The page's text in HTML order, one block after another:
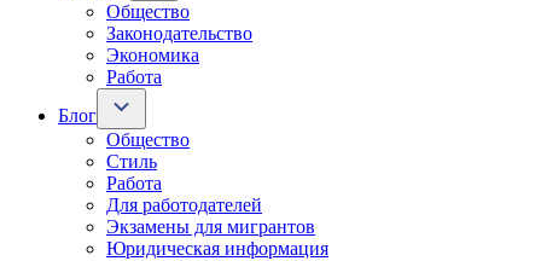
Общество
Законодательство
Экономика
Работа
Блог
Общество
Стиль
Работа
Для работодателей
Экзамены для мигрантов
Юридическая информация